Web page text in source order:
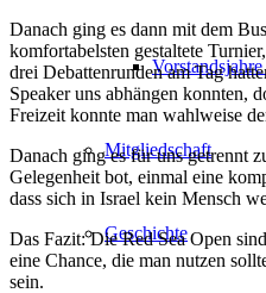
Mitgliedschaft
Geschichte
Danach ging es dann mit dem
komfortabelsten gestaltete
drei Debattenrunden am Tag
Speaker uns abhängen konnten,
Freizeit konnte man wahlweise
Danach ging es für uns getrennt
Gelegenheit bot, einmal eine
dass sich in Israel kein Mensch
Das Fazit: Die Red Sea Open
eine Chance, die man nutzen
sein.